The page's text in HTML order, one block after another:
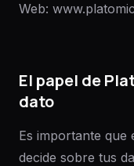
Web:
El papel de
dato
Es importante que
decide sobre tus